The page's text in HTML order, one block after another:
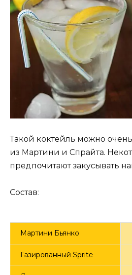
Такой коктейль можно
из Мартини и Спрайта.
предпочитают закусывать
Состав:
Мартини Бьянко
Газированный Sprite